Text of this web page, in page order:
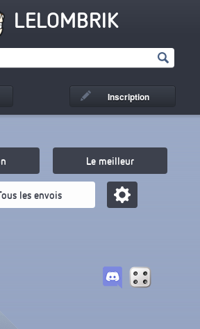
LELOMBRIK
Inscription
Le meilleur
les envois